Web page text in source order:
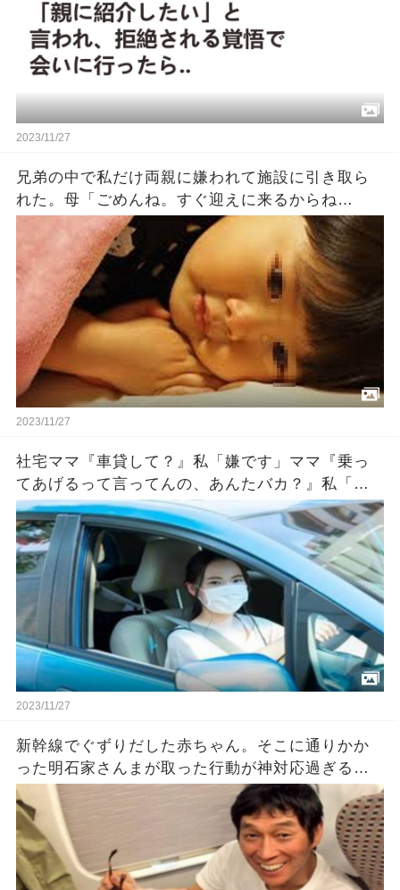
2023/11/27
兄弟の中で私だけ両親に嫌われて施設に引き取ら
れた。母「ごめんね。すぐ迎えに来るからね
（泣）」父「ごめんな…」私『…』→数十年後…
2023/11/27
社宅ママ『車貸して？』私「嫌です」ママ『乗っ
てあげるって言ってんの、あんたバカ？』私「バ
カとはなんですか！」『新入りのクセに生意気！
パパに言いつけてやる！』後日→
2023/11/27
新幹線でぐずりだした赤ちゃん。そこに通りかか
った明石家さんまが取った行動が神対応過ぎる…
が、オチがスゴかった。